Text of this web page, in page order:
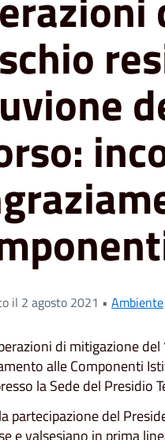
il 2 agosto 2021 • Ambiente
di mitigazione
alle Componenti
la Sede del Presidio
partecipazione del
e valsesiano in prima